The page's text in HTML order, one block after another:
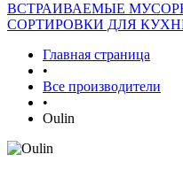
ВСТРАИВАЕМЫЕ
СОРТИРОВКИ ДЛЯ
Главная страница
•
Все производители
•
Oulin